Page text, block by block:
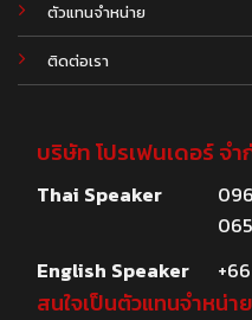
ตัวแทนจำหน่าย
ติดต่อเรา
บริษัท โปรเฟนเดอร์ จ
Thai Speaker
English Speaker
สนใจเป็นตัวแทนจำหน่าย